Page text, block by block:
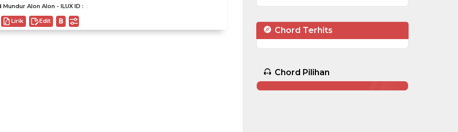
Mundur Alon Alon - ILUX ID :
Lirik Edit
Chord Terhits
Chord Pilihan